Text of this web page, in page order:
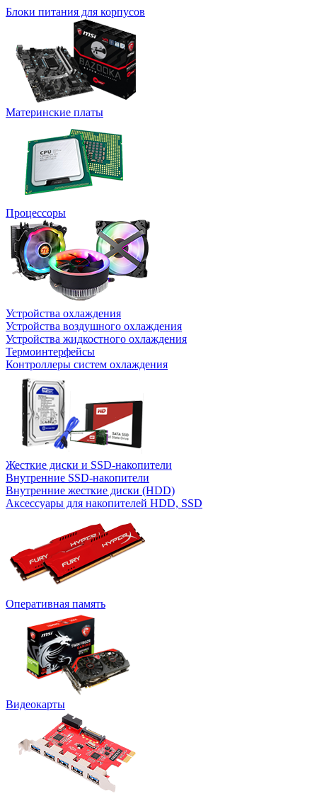
Блоки питания для корпусов
Материнские платы
Процессоры
Устройства охлаждения
Устройства воздушного охлаждения
Устройства жидкостного охлаждения
Термоинтерфейсы
Контроллеры систем охлаждения
Жесткие диски и SSD-накопители
Внутренние SSD-накопители
Внутренние жесткие диски (HDD)
Аксессуары для накопителей HDD, SSD
Оперативная память
Видеокарты